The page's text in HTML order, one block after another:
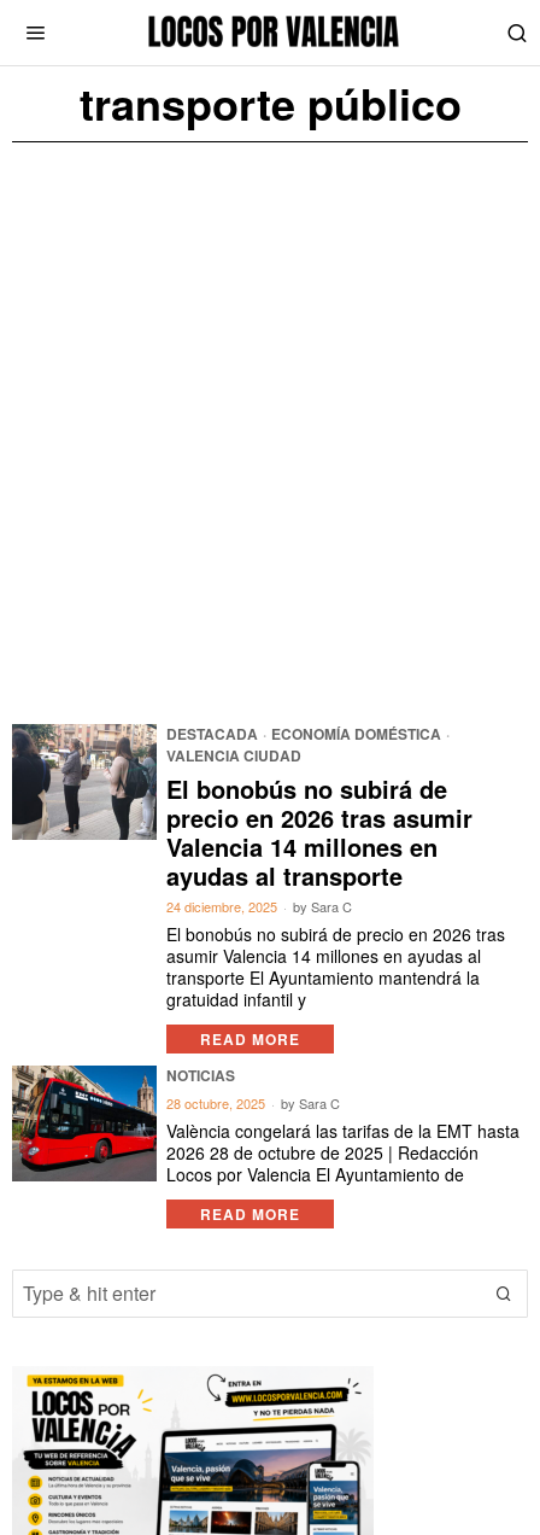
transporte público
DESTACADA · ECONOMÍA DOMÉSTICA ·
VALENCIA CIUDAD
El bonobús no subirá de
precio en 2026 tras asumir
Valencia 14 millones en
ayudas al transporte
24 diciembre, 2025 bySara C
El bonobús no subirá de precio en 2026 tras
asumir Valencia 14 millones en ayudas al
transporte El Ayuntamiento mantendrá la
gratuidad infantil y
READ MORE
NOTICIAS
28 octubre, 2025 bySara C
València congelará las tarifas de la EMT hasta
2026 28 de octubre de 2025 | Redacción
Locos por Valencia El Ayuntamiento de
READ MORE